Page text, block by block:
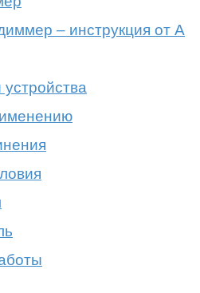
– инструкция от А